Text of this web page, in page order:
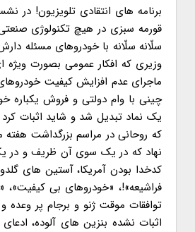
برنامه های انتقادی تلویزیون!
قورمه سبزی در هیچ تکنولوژی
سلّانه سلّانه با خودروهای مسئله
وزیری که افکار عمومی بصورت
ماجرای عدم افزایش کیفیت
چینی با وام دولتی و فروش
یک نماد تبدیل شد و شاید اثبات کرد
که روحانی در مراسم بزرگداشت
نهاد که در یک سوی آن ظریف و در
کدخدا بودن آمریکا، آستین های
فراشیعه»!، «خودروهای بی
توافقات موقت ژنو و برجام پر وعده
اثبات نشده بنزین های آلوده،